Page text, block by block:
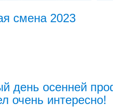
смена 2023
день осенней
очень интересно!